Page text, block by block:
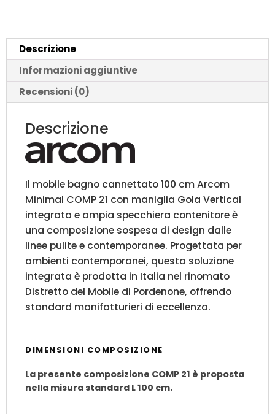
con
Specchiera
Contenitore
Arcom
Minimal
COMP
quantità
Descrizione
Informazioni aggiuntive
Recensioni (0)
Descrizione
Il mobile bagno cannettato 100 cm Arcom
Minimal COMP 21 con maniglia Gola Vertical
integrata e ampia specchiera contenitore è
una composizione sospesa di design dalle
linee pulite e contemporanee. Progettata per
ambienti contemporanei, questa soluzione
integrata è prodotta in Italia nel rinomato
Distretto del Mobile di Pordenone, offrendo
standard manifatturieri di eccellenza.
DIMENSIONI COMPOSIZIONE
La presente composizione COMP 21 è proposta
nella misura standard L 100 cm.